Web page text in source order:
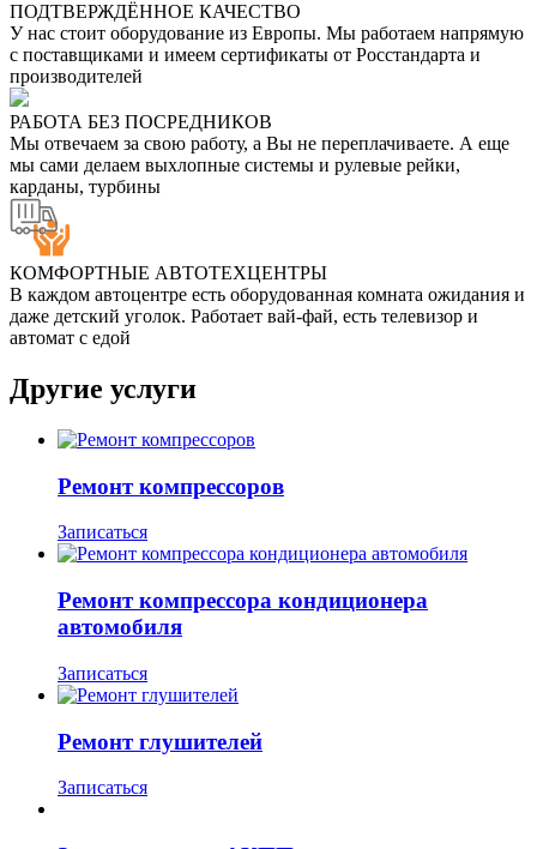
ПОДТВЕРЖДЁННОЕ КАЧЕСТВО
У нас стоит оборудование из Европы. Мы работаем напрямую
с поставщиками и имеем сертификаты от Росстандарта и
производителей
РАБОТА БЕЗ ПОСРЕДНИКОВ
Мы отвечаем за свою работу, а Вы не переплачиваете. А еще
мы сами делаем выхлопные системы и рулевые рейки,
карданы, турбины
КОМФОРТНЫЕ АВТОТЕХЦЕНТРЫ
В каждом автоцентре есть оборудованная комната ожидания и
даже детский уголок. Работает вай-фай, есть телевизор и
автомат с едой
Другие услуги
Ремонт компрессоров
Записаться
Ремонт компрессора кондиционера
автомобиля
Записаться
Ремонт глушителей
Записаться